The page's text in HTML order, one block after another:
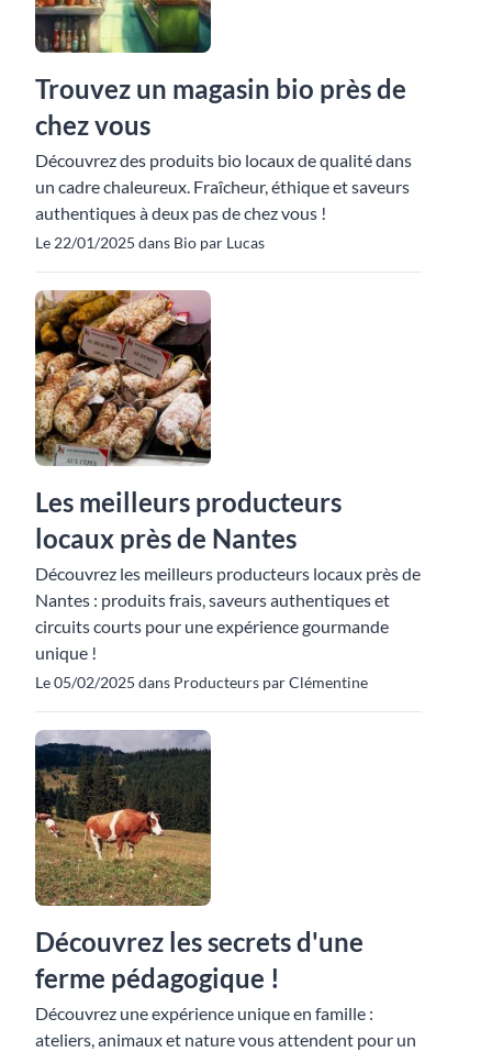
Trouvez un magasin bio près de
chez vous
Découvrez des produits bio locaux de qualité dans
un cadre chaleureux. Fraîcheur, éthique et saveurs
authentiques à deux pas de chez vous !
Le 22/01/2025 dans Bio par Lucas
Les meilleurs producteurs
locaux près de Nantes
Découvrez les meilleurs producteurs locaux près de
Nantes : produits frais, saveurs authentiques et
circuits courts pour une expérience gourmande
unique !
Le 05/02/2025 dans Producteurs par Clémentine
Découvrez les secrets d'une
ferme pédagogique !
Découvrez une expérience unique en famille :
ateliers, animaux et nature vous attendent pour un